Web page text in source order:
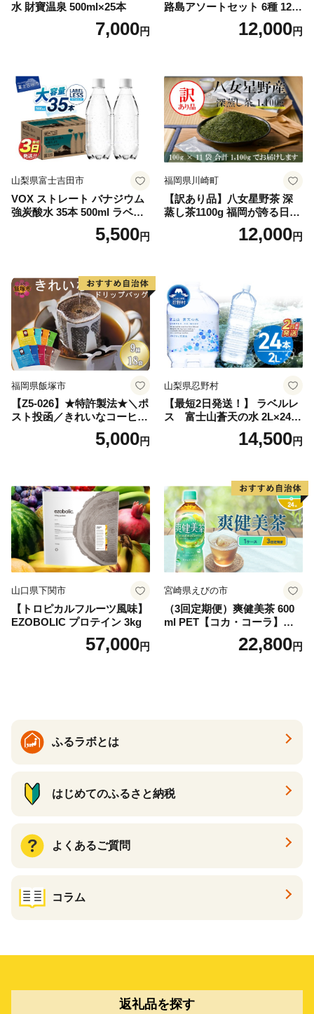
水 財寶温泉 500ml×25本
7,000円
路島アソートセット 6種 120
袋 飲み比べ コーヒー
12,000円
山梨県富士吉田市
VOX ストレート バナジウム
強炭酸水 35本 500ml ラベル
レス【富士吉田市限定カート
5,500円
福岡県川崎町
【訳あり品】八女星野茶 深
蒸し茶1100g 福岡が誇る日本
茶_ 訳アリ 常温 お茶 茶袋 常
備品 おちゃ ocha 茶葉 緑茶
小分け お土産 お取り寄せ グ
ルメ 福岡 九州 福岡県 国産
日本 ふかむし茶 ふかむし 家
庭用 自宅用 ちゃ りょくちゃ
ふかむしちゃ 急須 甘み 川崎
町 送料無料
12,000円
福岡県飯塚市
【Z5-026】★特許製法★＼ポ
スト投函／きれいなコーヒー
ドリップバッグ9種セット(18
袋)ゆうパケットでお届け！
5,000円
山梨県忍野村
【最短2日発送！】 ラベルレ
ス 富士山蒼天の水 2L×24本
（4ケース）※離島不可 天然
水 ミネラルウォーター 水 ペ
産 シリカ ミネラル 美容 備蓄
防災 長期保存 富士山 山梨県
忍野村
14,500円
山口県下関市
【トロピカルフルーツ風味】
EZOBOLIC プロテイン 3kg
57,000円
宮崎県えびの市
（3回定期便）爽健美茶 600
ml PET【コカ・コーラ】ペ
ットボトル 1ケース(24本) 定
期便 3回(72本) セット お茶
22,800円
ふるラボとは
はじめてのふるさと納税
よくあるご質問
コラム
返礼品を探す